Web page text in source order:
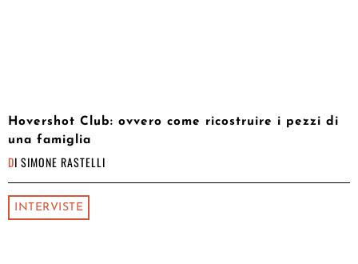
Hovershot Club: ovvero come ricostruire i pezzi di
una famiglia
DI SIMONE RASTELLI
INTERVISTE